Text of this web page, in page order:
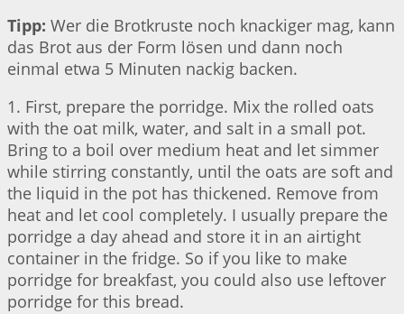
Tipp: Wer die Brotkruste noch knackiger mag, kann
das Brot aus der Form lösen und dann noch
einmal etwa 5 Minuten nackig backen.
1. First, prepare the porridge. Mix the rolled oats
with the oat milk, water, and salt in a small pot.
Bring to a boil over medium heat and let simmer
while stirring constantly, until the oats are soft and
the liquid in the pot has thickened. Remove from
heat and let cool completely. I usually prepare the
porridge a day ahead and store it in an airtight
container in the fridge. So if you like to make
porridge for breakfast, you could also use leftover
porridge for this bread.